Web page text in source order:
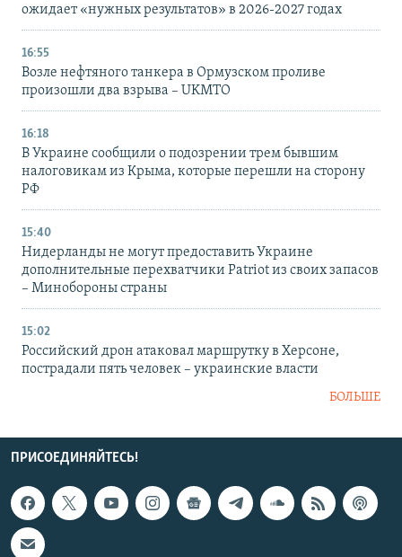
ожидает «нужных результатов» в 2026-2027 годах
16:55
Возле нефтяного танкера в Ормузском проливе
произошли два взрыва – UKMTO
16:18
В Украине сообщили о подозрении трем бывшим
налоговикам из Крыма, которые перешли на сторону
РФ
15:40
Нидерланды не могут предоставить Украине
дополнительные перехватчики Patriot из своих запасов
– Минобороны страны
15:02
Российский дрон атаковал маршрутку в Херсоне,
пострадали пять человек – украинские власти
БОЛЬШЕ
ПРИСОЕДИНЯЙТЕСЬ!